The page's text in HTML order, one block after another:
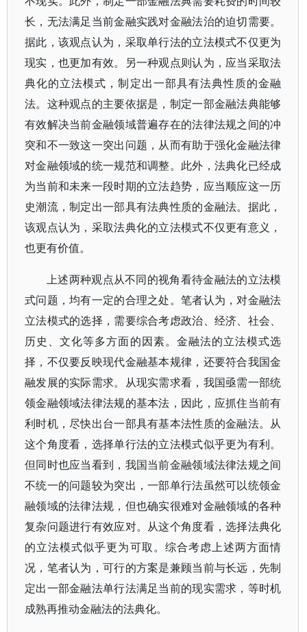
长，无法满足当前金融实践对金融法治的迫切需要。
据此，该观点认为，采取单行法的立法模式不仅更为
现实，也更加有效。另一种观点则认为，应当采取法
典化的立法模式，制定出一部具有法典性质的金融
法。这种观点的主要依据是，制定一部金融法典能够
有效解决当前金融领域普遍存在的法律法规之间的冲
突和不一致这一突出问题，从而有助于强化金融法律
对金融领域的统一规范和调整。此外，法典化已经成
为当前和未来一段时期的立法趋势，应当顺应这一历
史潮流，制定出一部具有法典性质的金融法。据此，
该观点认为，采取法典化的立法模式不仅更有意义，
也更有价值。
上述两种观点从不同的视角看待金融法的立法模
式问题，均有一定的合理之处。笔者认为，对金融法
立法模式的选择，需要综合考虑政治、经济、社会、
历史、文化等多方面的因素。金融法的立法模式选
择，不仅要反映现代金融基本规律，还要符合我国金
融发展的实际需求。从现实需求看，我国亟需一部统
领金融领域法律法规的基本法，因此，应抓住当前有
利时机，尽快出台一部具有基本法性质的金融法。从
这个角度看，选择单行法的立法模式似乎更为有利。
但同时也应当看到，我国当前金融领域法律法规之间
不统一的问题较为突出，一部单行法虽然可以统领金
融领域的法律法规，但也确实很难对金融领域的各种
复杂问题进行有效应对。从这个角度看，选择法典化
的立法模式似乎更为可取。综合考虑上述两方面情
况，笔者认为，可行的方案是兼顾当前与长远，先制
定出一部金融法单行法满足当前的现实需求，等时机
成熟再推动金融法的法典化。